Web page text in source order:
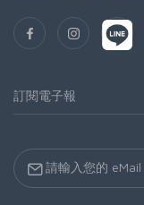
訂閱電子報